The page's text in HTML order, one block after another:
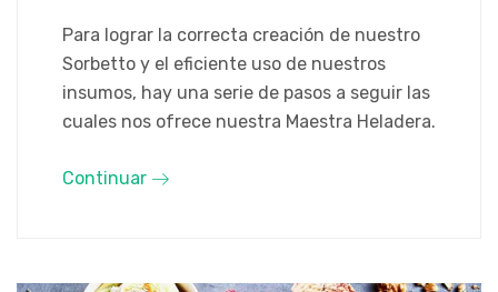
Para lograr la correcta creación de nuestro
Sorbetto y el eficiente uso de nuestros
insumos, hay una serie de pasos a seguir las
cuales nos ofrece nuestra Maestra Heladera.
Continuar